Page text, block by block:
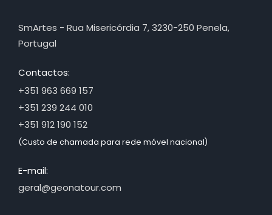
SmArtes - Rua Misericórdia 7, 3230-250 Penela,
Portugal
Contactos:
+351 963 669 157
+351 239 244 010
+351 912 190 152
(Custo de chamada para rede móvel nacional)
E-mail:
geral@geonatour.com